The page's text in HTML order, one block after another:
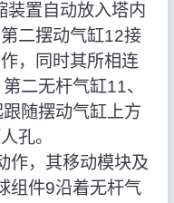
装置自动放入塔内
二摆动气缸12接
，同时其所相连
二无杆气缸11、
随摆动气缸上方
孔。
作，其移动模块及
组件9沿着无杆气